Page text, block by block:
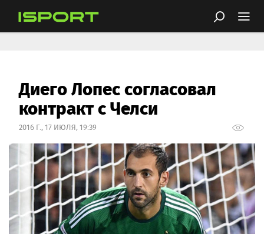
Диего Лопес согласовал
контракт с Челси
2016 Г., 17 ИЮЛЯ, 19:39